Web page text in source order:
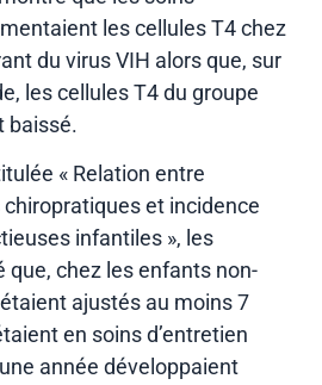
les cellules T4 chez
du virus VIH alors que, sur
les cellules T4 du groupe
baissé.
« Relation entre
et incidence
infantiles », les
que, chez les enfants non-
ajustés au moins 7
en soins d’entretien
année développaient